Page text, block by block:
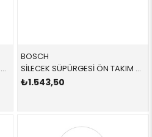
SİLECEK SÜPÜRGESİ TAKIM 3397118909,3397001394 61619071613 61619071613 E46 1998-2005
BOSCH
SİLECEK SÜPÜRGESİ ÖN TAKIM 539 3397001539 61619070579 61619070579 E39 1996-2004
₺1.543,50